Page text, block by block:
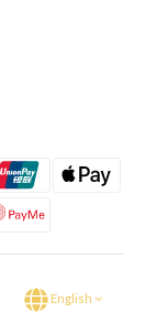
English